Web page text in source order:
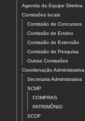
Agenda da Equipe Diretiva
Comissões locais
Comissão de Concursos
Comissão de Ensino
Comissão de Extensão
Comissão de Pesquisa
Outras Comissões
Coordenação Administrativa
Secretaria Administrativa
SCMP
COMPRAS
PATRIMÔNIO
SCOF